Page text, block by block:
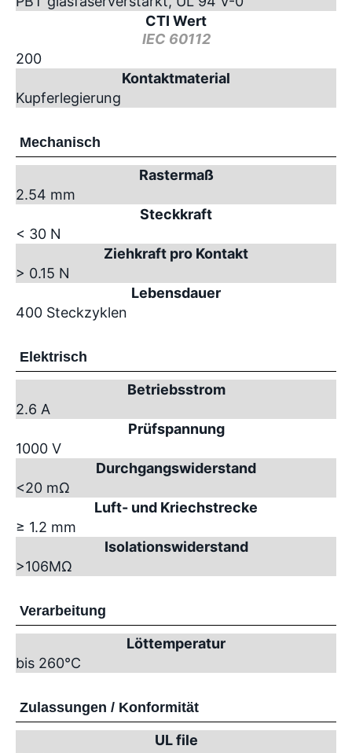
CTI Wert
IEC 60112
200
Kontaktmaterial
Kupferlegierung
Mechanisch
Rastermaß
2.54 mm
Steckkraft
< 30 N
Ziehkraft pro Kontakt
> 0.15 N
Lebensdauer
400 Steckzyklen
Elektrisch
Betriebsstrom
2.6 A
Prüfspannung
1000 V
Durchgangswiderstand
<20 mΩ
Luft- und Kriechstrecke
≥ 1.2 mm
Isolationswiderstand
>106MΩ
Verarbeitung
Löttemperatur
bis 260°C
Zulassungen / Konformität
UL file